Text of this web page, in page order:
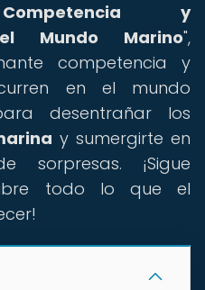
y
Mundo Marino",
competencia y
en el mundo
desentrañar los
y sumergirte en
¡Sigue
todo lo que el